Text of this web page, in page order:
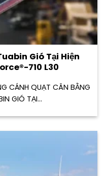
Gió Tại Hiện
710 L30
CÁNH QUẠT CÂN BẰNG
GIÓ TẠI...